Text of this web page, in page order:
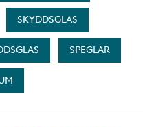
SKYDDSGLAS
SPEGLAR